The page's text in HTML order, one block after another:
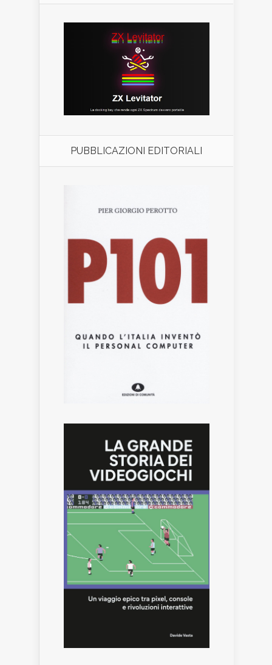
PUBBLICAZIONI EDITORIALI